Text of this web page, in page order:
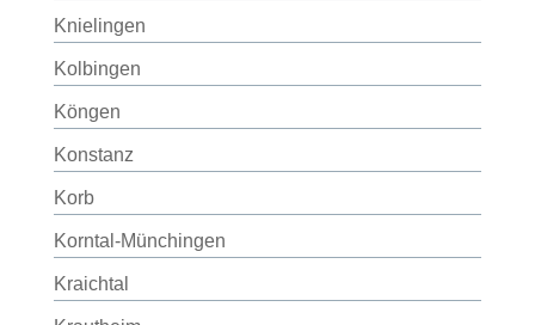
Knielingen
Kolbingen
Köngen
Konstanz
Korb
Korntal-Münchingen
Kraichtal